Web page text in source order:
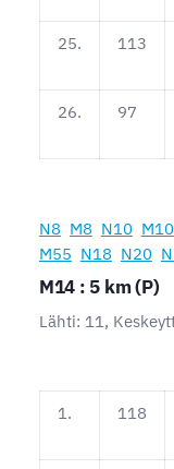
25. 113
26. 97
N8 M8 N10 M10
M55 N18 N20
M14 : 5 km (P)
Lähti: 11,
1. 118